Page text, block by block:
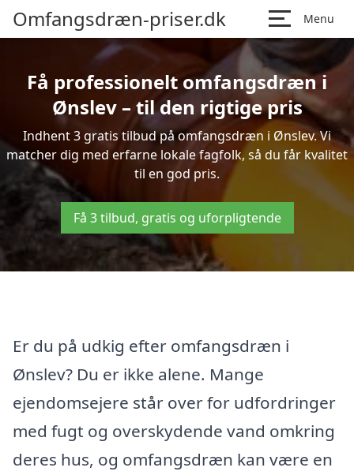
Omfangsdræn-priser.dk Menu
Få professionelt omfangsdræn i
Ønslev – til den rigtige pris
Indhent 3 gratis tilbud på omfangsdræn i Ønslev. Vi
matcher dig med erfarne lokale fagfolk, så du får kvalitet
til en god pris.
Få 3 tilbud, gratis og uforpligtende
Er du på udkig efter omfangsdræn i
Ønslev? Du er ikke alene. Mange
ejendomsejere står over for udfordringer
med fugt og overskydende vand omkring
deres hus, og omfangsdræn kan være en